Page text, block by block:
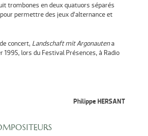
trombones en deux quatuors séparés
pour permettre des jeux d’alternance et
concert, Landschaft mit Argonautena
1995, lors du Festival Présences, à Radio
Philippe HERSANT